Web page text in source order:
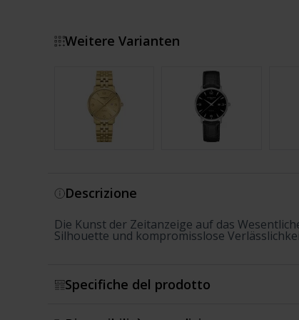
Weitere Varianten
Descrizione
Die Kunst der Zeitanzeige auf das
Silhouette und kompromisslose
Specifiche del prodotto